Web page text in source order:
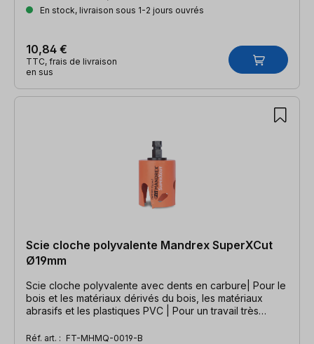
En stock, livraison sous 1-2 jours ouvrés
10,84 €
TTC, frais de livraison
en sus
Scie cloche polyvalente Mandrex SuperXCut
Ø19mm
Scie cloche polyvalente avec dents en carbure| Pour le
bois et les matériaux dérivés du bois, les matériaux
abrasifs et les plastiques PVC | Pour un travail très
Réf. art. : FT-MHMQ-0019-B